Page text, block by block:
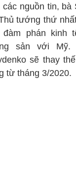
các nguồn tin,
tướng thứ
đàm phán kinh
sản với
sẽ thay
từ tháng 3/2020.